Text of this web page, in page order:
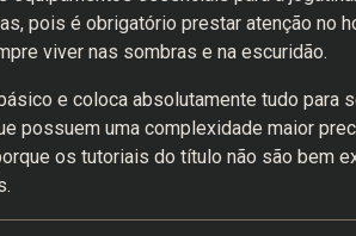
pois é obrigatório prestar atenção no
viver nas sombras e na escuridão.
e coloca absolutamente tudo para
possuem uma complexidade maior
os tutoriais do título não são bem